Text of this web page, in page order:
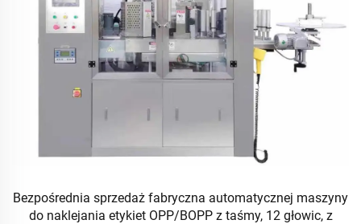
Bezpośrednia sprzedaż fabryczna automatycznej maszyny
do naklejania etykiet OPP/BOPP z taśmy, 12 głowic, z